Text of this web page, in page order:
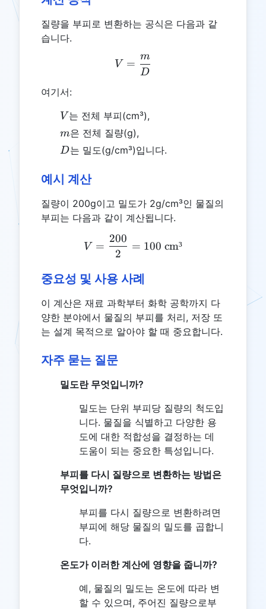
질량을 부피로 변환하는 공식은 다음과 같
습니다.
V = \frac{m}{D}
V =
D
m
여기서:
V
V 는 전체 부피(cm³),
m
m은 전체 질량(g),
D
D는 밀도(g/cm³)입니다.
예시 계산
질량이 200g이고 밀도가 2g/cm³인 물질의
부피는 다음과 같이 계산됩니다.
V = \frac{200}{2} = 100
V =
2
200
= 100 cm³
중요성 및 사용 사례
이 계산은 재료 과학부터 화학 공학까지 다
양한 분야에서 물질의 부피를 처리, 저장 또
는 설계 목적으로 알아야 할 때 중요합니다.
자주 묻는 질문
밀도란 무엇입니까?
밀도는 단위 부피당 질량의 척도입
니다. 물질을 식별하고 다양한 용
도에 대한 적합성을 결정하는 데
도움이 되는 중요한 특성입니다.
부피를 다시 질량으로 변환하는 방법은
무엇입니까?
부피를 다시 질량으로 변환하려면
부피에 해당 물질의 밀도를 곱합니
다.
온도가 이러한 계산에 영향을 줍니까?
예, 물질의 밀도는 온도에 따라 변
할 수 있으며, 주어진 질량으로부